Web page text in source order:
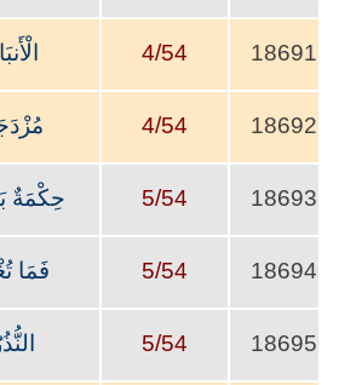
18691
4/54
18692
4/54
18693
5/54 حِكْمَةٌ
18694
5/54 فَمَا
18695
5/54